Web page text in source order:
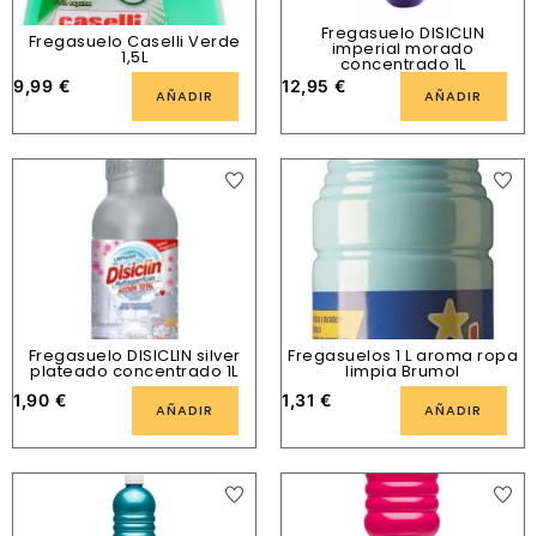
Fregasuelo Caselli Verde
1,5L
9,99 € AÑADIR
Fregasuelo DISICLIN
imperial morado
concentrado 1L
12,95 € AÑADIR
Fregasuelo DISICLIN silver
plateado concentrado 1L
1,90 € AÑADIR
Fregasuelos 1 L aroma ropa
limpia Brumol
1,31 € AÑADIR